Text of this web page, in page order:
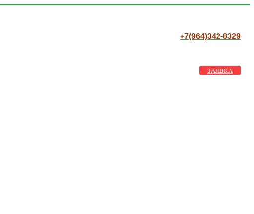
+7(964)342-8329
ЗАЯВКА